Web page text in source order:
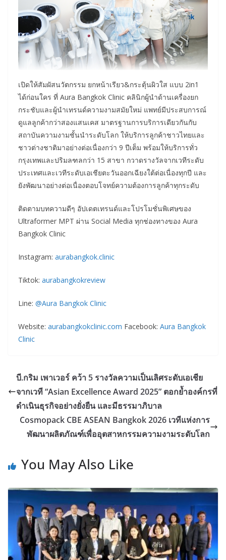
เปิดให้สัมผัสนวัตกรรม ยกหน้าเรียว&กระตุ้นผิวใส แบบ 2in1
ได้ก่อนใคร ที่ Aura Bangkok Clinic คลินิกผู้นำด้านเครื่องยก
กระชับและผู้นำเทรนด์ความงามสมัยใหม่ แพทย์มีประสบการณ์
ดูแลลูกค้ากว่าสองแสนเคส มาตรฐานการบริการเดียวกันกับ
สถาบันความงามชั้นนำระดับโลก ให้บริการลูกค้าชาวไทยและ
ชาวต่างชาติมาอย่างต่อเนื่องกว่า 9 ปีเต็ม พร้อมให้บริการทั่ว
กรุงเทพและปริมลฑลกว่า 15 สาขา กวาดรางวัลจากเวทีระดับ
ประเทศและเวทีระดับเอเชียตะวันออกเฉียงใต้ต่อเนื่องทุกปี และ
ยังพัฒนาอย่างต่อเนื่องตอบโจทย์ความต้องการลูกค้าทุกระดับ
ติดตามบทความดีๆ อัปเดตเทรนด์และโปรโมชั่นพิเศษของ
Ultraformer MPT ผ่าน Social Media ทุกช่องทางของ Aura
Bangkok Clinic
Instagram: aurabangkok.clinic
Tiktok: aurabangkokreview
Line: @Aura Bangkok Clinic
Website: aurabangkokclinic.com Facebook: Aura Bangkok
Clinic
บี.กริม เพาเวอร์ คว้า 5 รางวัลความเป็นเลิศระดับเอเชีย
จากเวที “Asian Excellence Award 2025” ตอกย้ำองค์กรที่
ดำเนินธุรกิจอย่างยั่งยืน และมีธรรมาภิบาล
Cosmopack CBE ASEAN Bangkok 2026 เวทีแห่งการ
พัฒนาผลิตภัณฑ์เพื่ออุตสาหกรรมความงามระดับโลก
You May Also Like